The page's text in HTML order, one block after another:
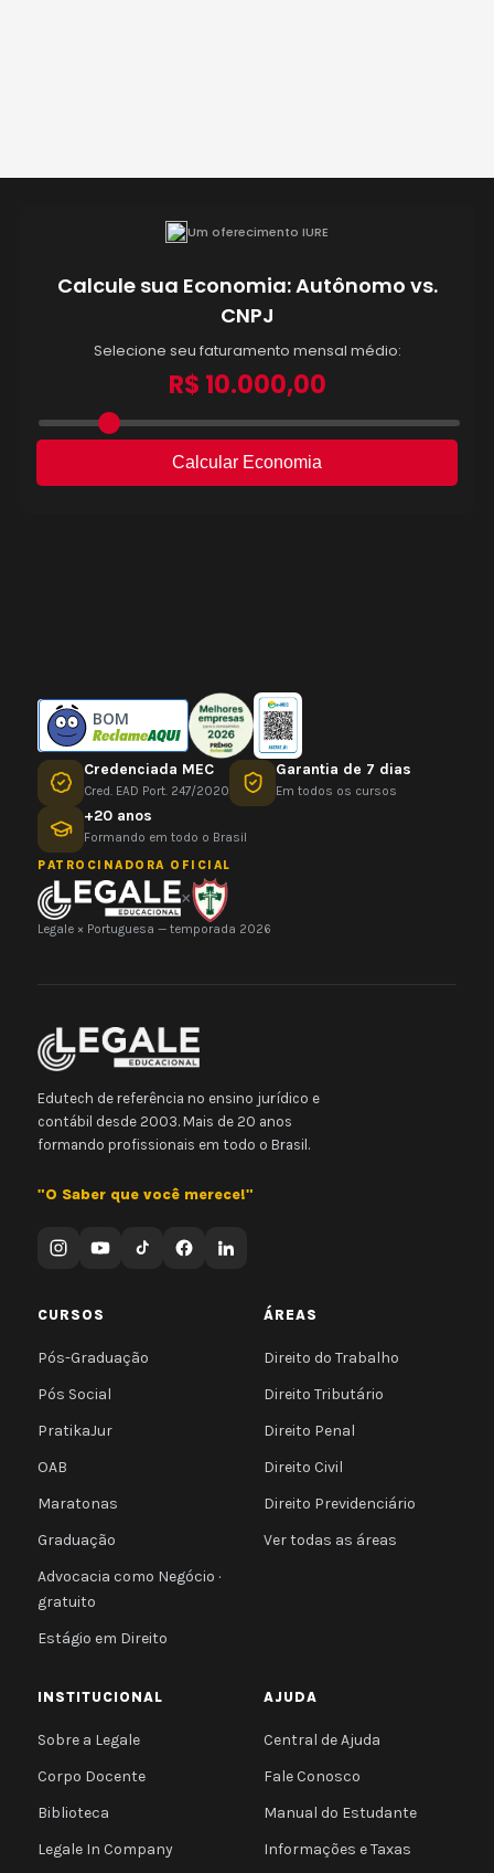
BOM
Credenciada MEC
Cred. EAD Port. 247/2020
Garantia de 7 dias
Em todos os cursos
+20 anos
Formando em todo o Brasil
PATROCINADORA OFICIAL
×
Legale × Portuguesa — temporada 2026
Edutech de referência no ensino jurídico e
contábil desde 2003. Mais de 20 anos
formando profissionais em todo o Brasil.
"O Saber que você merece!"
CURSOS
Pós-Graduação
Pós Social
PratikaJur
OAB
Maratonas
Graduação
Advocacia como Negócio ·
gratuito
Estágio em Direito
ÁREAS
Direito do Trabalho
Direito Tributário
Direito Penal
Direito Civil
Direito Previdenciário
Ver todas as áreas
INSTITUCIONAL
Sobre a Legale
Corpo Docente
Biblioteca
Legale In Company
AJUDA
Central de Ajuda
Fale Conosco
Manual do Estudante
Informações e Taxas